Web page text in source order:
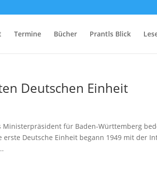
Termine Bücher Prantls Blick
Deutschen Einheit
Ministerpräsident für Baden-Württemberg
Deutsche Einheit begann 1949 mit der